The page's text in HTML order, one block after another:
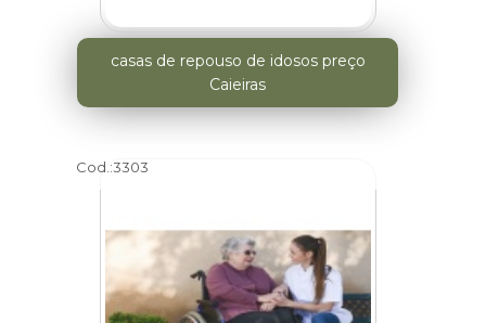
casas de repouso de idosos preço
Caieiras
Cod.:3303